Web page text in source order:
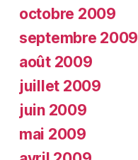
octobre 2009
septembre 2009
août 2009
juillet 2009
juin 2009
mai 2009